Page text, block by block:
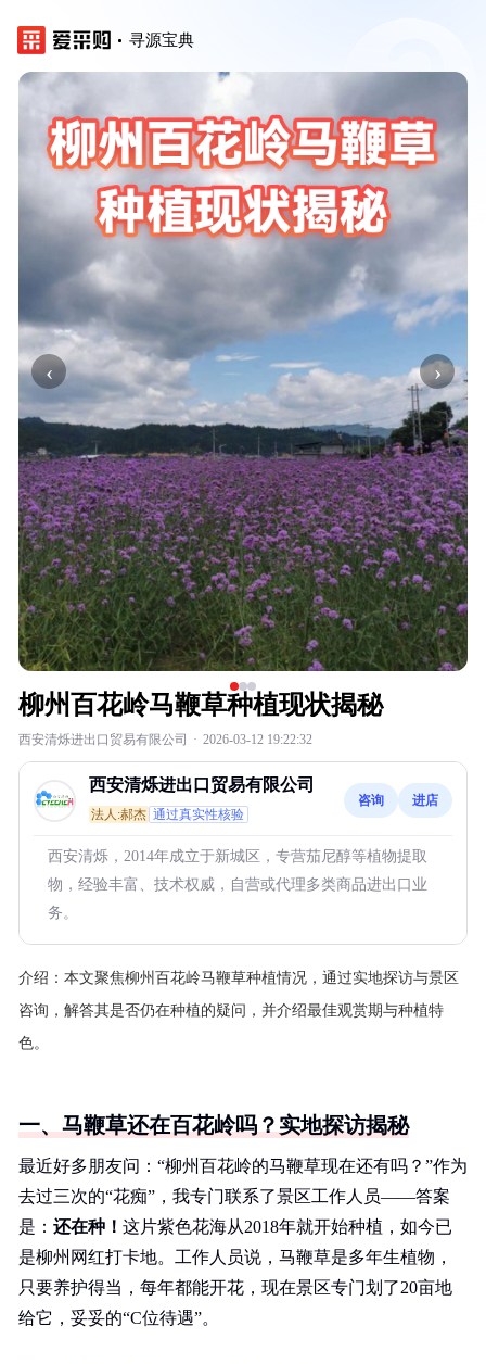
寻源宝典
‹ ›
柳州百花岭马鞭草种植现状揭秘
西安清烁进出口贸易有限公司 · 2026-03-12 19:22:32
西安清烁进出口贸易有限公司
法人:郝杰 通过真实性核验
咨询 进店
西安清烁，2014年成立于新城区，专营茄尼醇等植物提取
物，经验丰富、技术权威，自营或代理多类商品进出口业
务。
介绍： 本文聚焦柳州百花岭马鞭草种植情况，通过实地探访与景区
咨询，解答其是否仍在种植的疑问，并介绍最佳观赏期与种植特
色。
一、马鞭草还在百花岭吗？实地探访揭秘
最近好多朋友问：“柳州百花岭的马鞭草现在还有吗？”作为
去过三次的“花痴”，我专门联系了景区工作人员——答案
是： 还在种！ 这片紫色花海从2018年就开始种植，如今已
是柳州网红打卡地。工作人员说，马鞭草是多年生植物，
只要养护得当，每年都能开花，现在景区专门划了20亩地
给它，妥妥的“C位待遇”。